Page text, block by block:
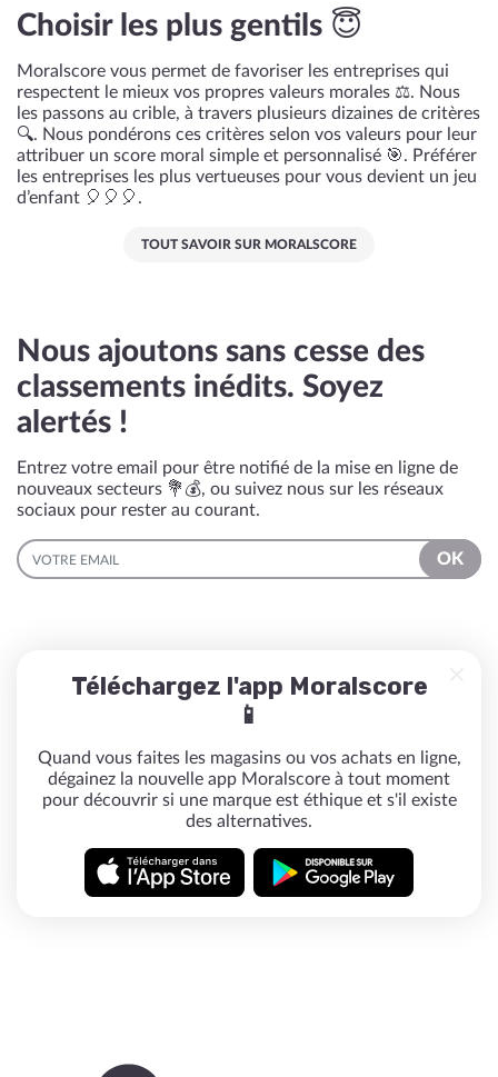
Choisir les plus gentils 😇
Moralscore vous permet de favoriser les entreprises qui
respectent le mieux vos propres valeurs morales ⚖️. Nous
les passons au crible, à travers plusieurs dizaines de critères
🔍. Nous pondérons ces critères selon vos valeurs pour leur
attribuer un score moral simple et personnalisé 🎯. Préférer
les entreprises les plus vertueuses pour vous devient un jeu
d’enfant 🎈🎈🎈.
TOUT SAVOIR SUR MORALSCORE
Nous ajoutons sans cesse des
classements inédits. Soyez
alertés !
Entrez votre email pour être notifié de la mise en ligne de
nouveaux secteurs 💐💰, ou suivez nous sur les réseaux
sociaux pour rester au courant.
EMAIL
OK
Téléchargez l'app Moralscore
📱
Quand vous faites les magasins ou vos achats en ligne,
dégainez la nouvelle app Moralscore à tout moment
pour découvrir si une marque est éthique et s'il existe
des alternatives.